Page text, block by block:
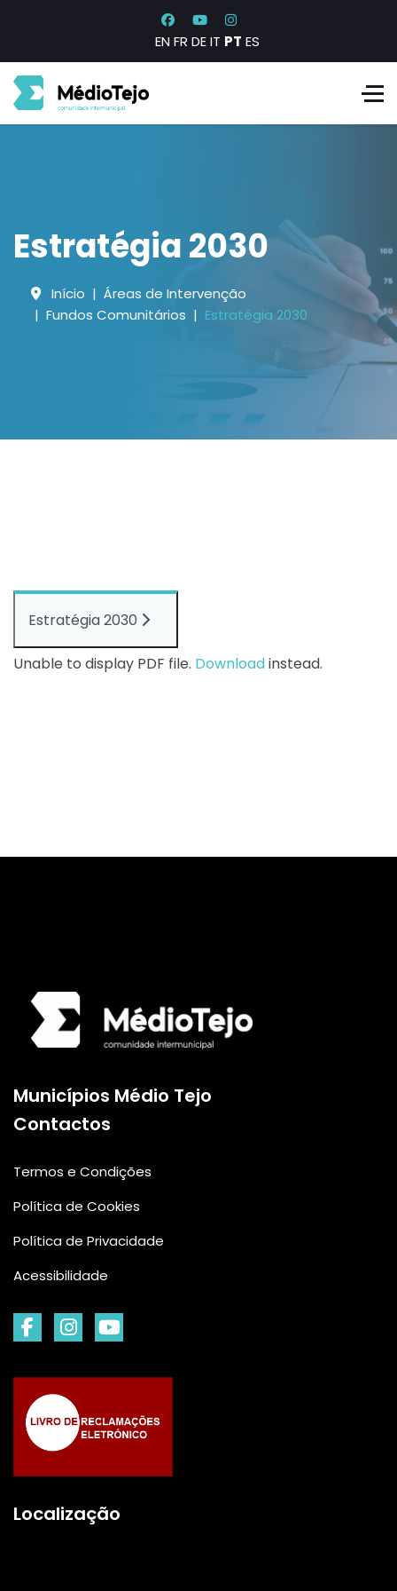
EN FR DEIT PT ES
Estratégia 2030
Início
Áreas de Intervenção
Fundos Comunitários
Estratégia 2030
Estratégia 2030
Unable to display PDF file. Downloadinstead.
Municípios Médio Tejo
Contactos
Termos e Condições
Política de Cookies
Política de Privacidade
Acessibilidade
Localização